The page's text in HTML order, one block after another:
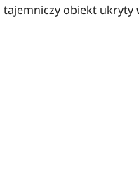
obiekt ukryty